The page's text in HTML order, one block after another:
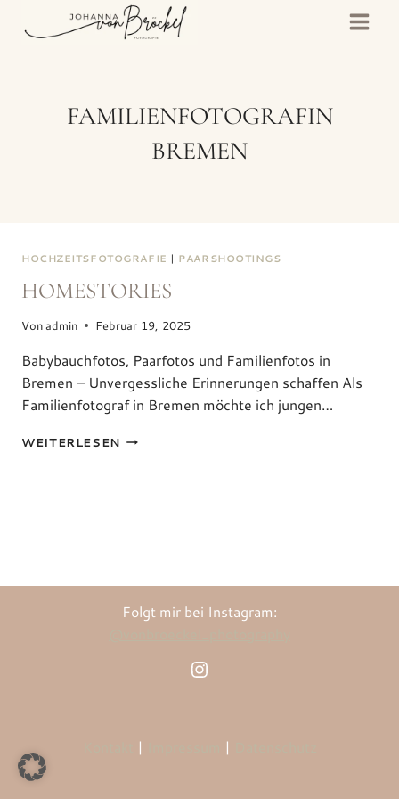
Inhalt
FAMILIENFOTOGRAFIN
BREMEN
HOCHZEITSFOTOGRAFIE | PAARSHOOTINGS
HOMESTORIES
Vonadmin Februar 19, 2025
Babybauchfotos, Paarfotos und Familienfotos in
Bremen – Unvergessliche Erinnerungen schaffen Als
Familienfotograf in Bremen möchte ich jungen…
WEITERLESEN HOMESTORIES
Folgt mir bei Instagram:
Instagram
| |